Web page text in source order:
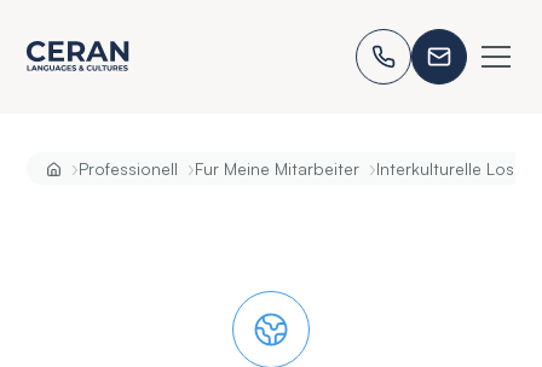
›Professionell ›Fur Meine Mitarbeiter ›Interkulturelle